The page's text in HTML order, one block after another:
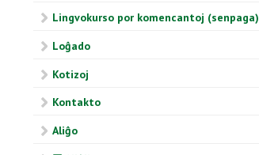
Lingvokurso por komencantoj (senpaga)
Loĝado
Kotizoj
Kontakto
Aliĝo